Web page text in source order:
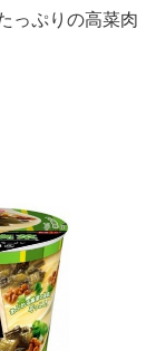
っぷりの高菜肉